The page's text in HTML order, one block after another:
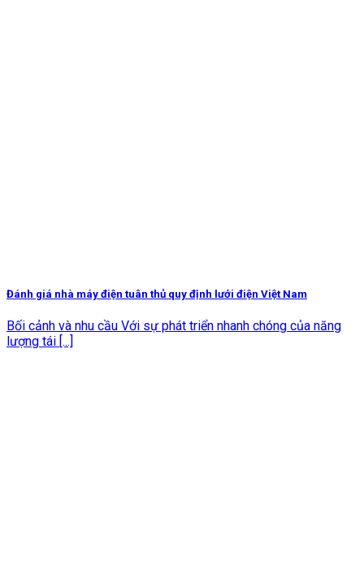
Đánh giá nhà máy điện tuân thủ quy định lưới điện Việt Nam
Bối cảnh và nhu cầu Với sự phát triển nhanh chóng của năng
lượng tái [...]